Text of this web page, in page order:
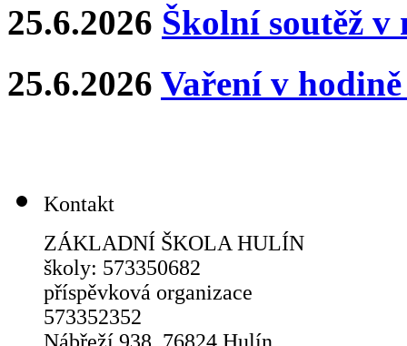
25.6.2026 Školní soutěž v
25.6.2026 Vaření v
Kontakt
ZÁKLADNÍ ŠKOLA
školy: 573350682
příspěvková
573352352